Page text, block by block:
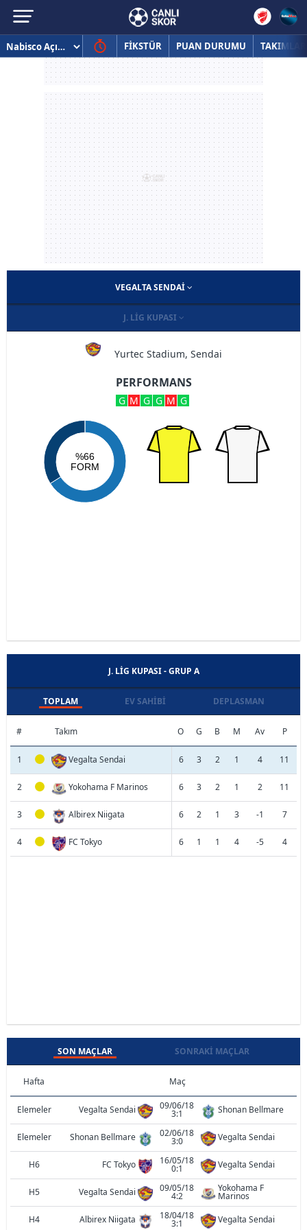
FİKSTÜR PUAN DURUMU TAKIMLAR
VEGALTA SENDAI
J. LIG KUPASI
Yurtec Stadium, Sendai
PERFORMANS
G M G G M G
%66
FORM
J. LIG KUPASI - GRUP A
TOPLAM EV SAHIBI DEPLASMAN
# Takım O G B M Av P
1 Vegalta Sendai 6 3 2 1 4 11
2 Yokohama F Marinos 6 3 2 1 2 11
3 Albirex Niigata 6 2 1 3 -1 7
4 FC Tokyo 6 1 1 4 -5 4
SON MAÇLAR SONRAKI MAÇLAR
Hafta Maç
Elemeler Vegalta Sendai 09/06/18
3:1 Shonan Bellmare
Elemeler Shonan Bellmare 02/06/18
3:0 Vegalta Sendai
H6 FC Tokyo 16/05/18
0:1 Vegalta Sendai
H5 Vegalta Sendai 09/05/18
4:2
Yokohama F
Marinos
H4
Albirex Niigata 18/04/18
3:1 Vegalta Sendai